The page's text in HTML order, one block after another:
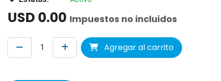
USD 0.00 Impuestos no incluidos
Agregar al carrito